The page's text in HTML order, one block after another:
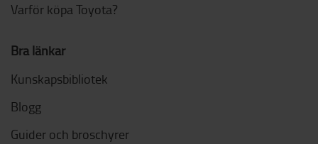
Varför köpa Toyota?
Bra länkar
Kunskapsbibliotek
Blogg
Guider och broschyrer